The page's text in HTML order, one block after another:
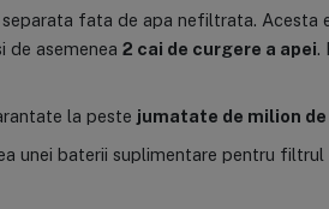
fata de apa nefiltrata. Acesta
de asemenea 2 cai de curgere a apei.
la peste jumatate de milion
unei baterii suplimentare pentru filtrul